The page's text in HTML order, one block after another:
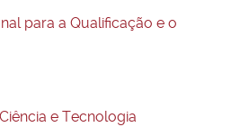
para a Qualificação e o
e Tecnologia